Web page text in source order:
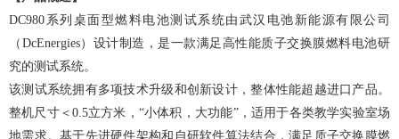
DC980系列桌面型燃料电池测试系统由武汉电弛新能源有限公司
（DcEnergies）设计制造，是一款满足高性能质子交换膜燃料电池研
究的测试系统。
该测试系统拥有多项技术升级和创新设计，整体性能超越进口产品。
整机尺寸＜0.5立方米，“小体积，大功能”，适用于各类教学实验室场
地需求。基于先进硬件架构和自研软件算法结合，满足质子交换膜燃